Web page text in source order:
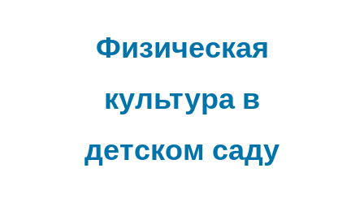
Физическая
культура в
детском саду